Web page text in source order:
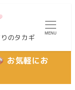
のタカギ MENU
お気軽にお